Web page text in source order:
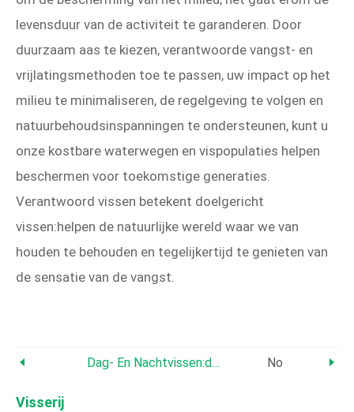
levensduur van de activiteit te garanderen. Door
duurzaam aas te kiezen, verantwoorde vangst- en
vrijlatingsmethoden toe te passen, uw impact op het
milieu te minimaliseren, de regelgeving te volgen en
natuurbehoudsinspanningen te ondersteunen, kunt u
onze kostbare waterwegen en vispopulaties helpen
beschermen voor toekomstige generaties.
Verantwoord vissen betekent doelgericht
vissen:helpen de natuurlijke wereld waar we van
houden te behouden en tegelijkertijd te genieten van
de sensatie van de vangst.
Dag- En Nachtvissen:deskundige Inzichten Voor Betere Vangsten No
Visserij